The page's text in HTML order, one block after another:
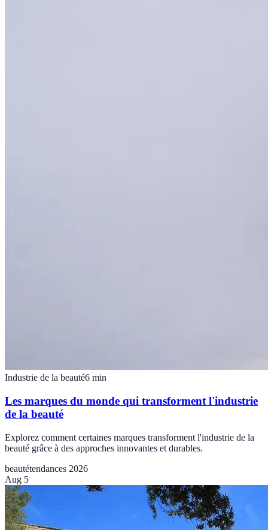
Industrie de la beauté6 min
Les marques du monde qui transforment l'industrie
de la beauté
Explorez comment certaines marques transforment l'industrie de la
beauté grâce à des approches innovantes et durables.
beautétendances 2026
Aug 5